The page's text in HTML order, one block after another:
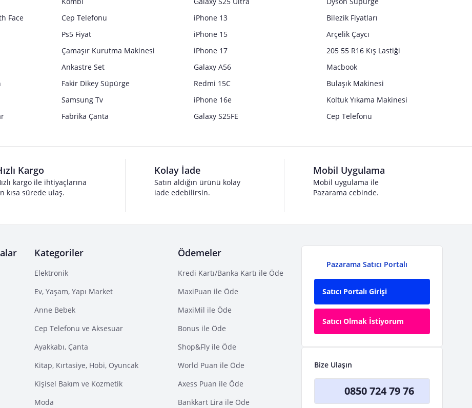
Face
Cep Telefonu
Ps5 Fiyat
Çamaşır Kurutma Makinesi
Ankastre Set
Fakir Dikey Süpürge
Samsung Tv
Fabrika Çanta
iPhone 13
iPhone 15
iPhone 17
Galaxy A56
Redmi 15C
iPhone 16e
Galaxy S25FE
Bilezik Fiyatları
Arçelik Çaycı
205 55 R16 Kış Lastiği
Macbook
Bulaşık Makinesi
Koltuk Yıkama Makinesi
Cep Telefonu
Kargo
kargo ile ihtiyaçlarına
kısa sürede ulaş.
Kolay İade
Satın aldığın ürünü kolay
iade edebilirsin.
Mobil Uygulama
Mobil uygulama ile
Pazarama cebinde.
Kategoriler
Elektronik
Ev, Yaşam, Yapı Market
Anne Bebek
Cep Telefonu ve Aksesuar
Ayakkabı, Çanta
Kitap, Kırtasiye, Hobi, Oyuncak
Kişisel Bakım ve Kozmetik
Moda
Ödemeler
Kredi Kartı/Banka Kartı ile Öde
MaxiPuan ile Öde
MaxiMil ile Öde
Bonus ile Öde
Shop&Fly ile Öde
World Puan ile Öde
Axess Puan ile Öde
Bankkart Lira ile Öde
Pazarama Satıcı Portalı
Satıcı Portalı Girişi
Satıcı Olmak İstiyorum
Bize Ulaşın
0850 724 79 76